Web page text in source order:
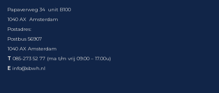
Papaverweg 34 unit B100
1040 AX Amsterdam
Postadres:
Postbus 56907
1040 AX Amsterdam
T 085-273 52 77 (ma t/m vrij 09.00 – 17.00u)
E info@sbwh.nl